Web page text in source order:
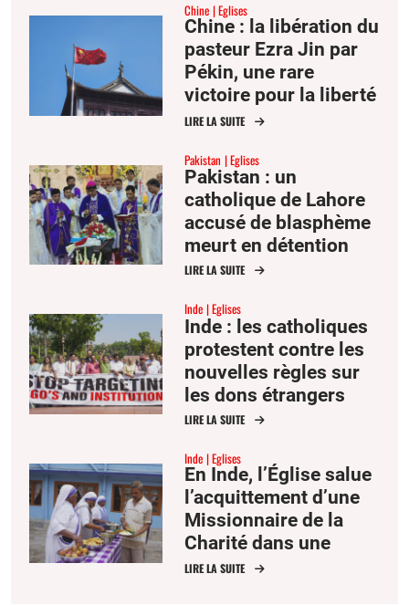
Chine Eglises
Chine : la libération du
pasteur Ezra Jin par
Pékin, une rare
victoire pour la liberté
religieuse
LIRE LA SUITE
Pakistan Eglises
Pakistan : un
catholique de Lahore
accusé de blasphème
meurt en détention
LIRE LA SUITE
Inde Eglises
Inde : les catholiques
protestent contre les
nouvelles règles sur
les dons étrangers
LIRE LA SUITE
Inde Eglises
En Inde, l’Église salue
l’acquittement d’une
Missionnaire de la
Charité dans une
affaire de trafic
LIRE LA SUITE